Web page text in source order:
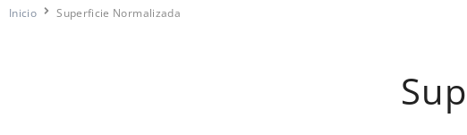
Inicio Superficie Normalizada